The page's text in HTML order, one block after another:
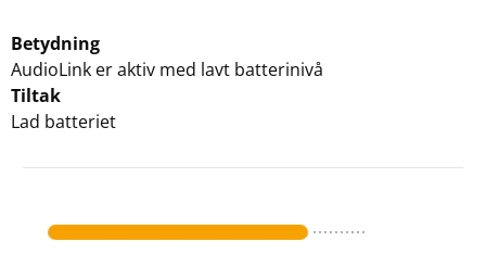
Betydning
AudioLink er aktiv med lavt batterinivå
Tiltak
Lad batteriet